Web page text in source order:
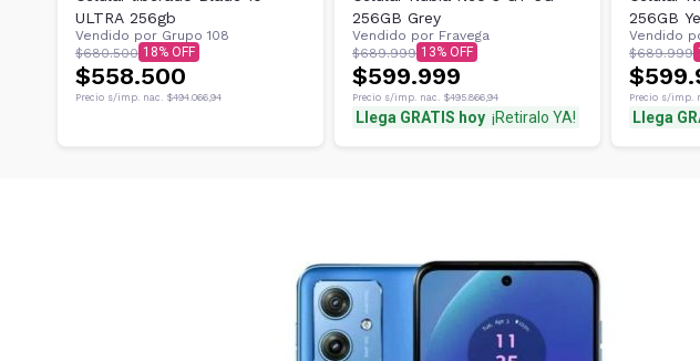
ULTRA 256gb
Vendido por Grupo 108
$680.500 18
$558.500
Precio s/imp. nac. $494.066,94
256GB Grey
Vendido por Fravega
$689.999 13
$599.999
Precio s/imp. nac. $495.866,94
Llega GRATIS hoy ¡Retiralo YA!
256GB
Vendido
$689.999
Precio s/imp.
Llega